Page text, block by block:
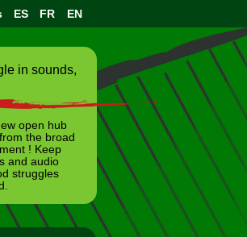
ES FR EN
in sounds,
open hub
the broad
! Keep
and audio
struggles